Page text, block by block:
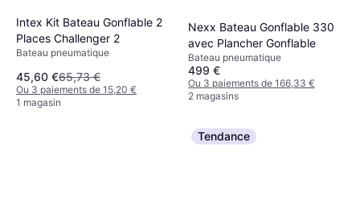
Intex Kit Bateau Gonflable 2
Places Challenger 2
Bateau pneumatique
45,60 €65,73 €
Ou 3 paiements de 15,20 €
1 magasin
Nexx Bateau Gonflable 330
avec Plancher Gonflable
Bateau pneumatique
499 €
Ou 3 paiements de 166,33 €
2 magasins
Tendance